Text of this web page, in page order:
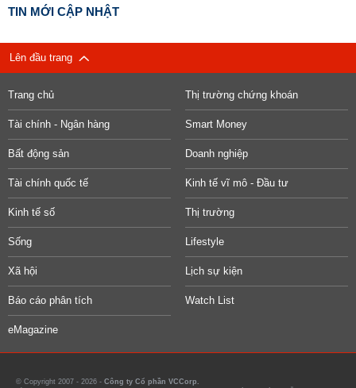
TIN MỚI CẬP NHẬT
Lên đầu trang
Trang chủ Thị trường chứng khoán
Tài chính - Ngân hàng Smart Money
Bất động sản Doanh nghiệp
Tài chính quốc tế Kinh tế vĩ mô - Đầu tư
Kinh tế số Thị trường
Sống Lifestyle
Xã hội Lịch sự kiện
Báo cáo phân tích Watch List
eMagazine
© Copyright 2007 - 2026 - Công ty Cổ phần VCCorp.